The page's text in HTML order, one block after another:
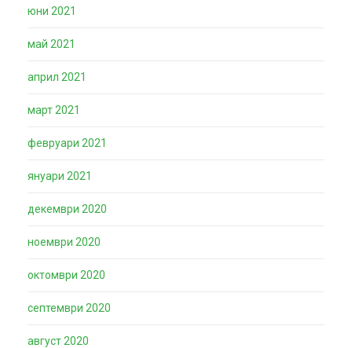
юни 2021
май 2021
април 2021
март 2021
февруари 2021
януари 2021
декември 2020
ноември 2020
октомври 2020
септември 2020
август 2020